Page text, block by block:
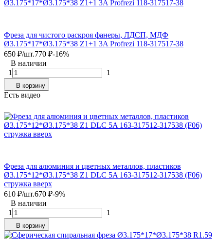
Фреза для чистого раскроя фанеры, ЛДСП, МДФ
Ø3.175*17*Ø3.175*38 Z1+1 3A Profrezi 118-317517-38
650 ₽/шт.770 ₽-16%
В наличии
1
1
В корзину
Есть видео
Фреза для алюминия и цветных металлов, пластиков
Ø3.175*12*Ø3.175*38 Z1 DLC 5A 163-317512-317538 (F06)
стружка вверх
610 ₽/шт.670 ₽-9%
В наличии
1
1
В корзину